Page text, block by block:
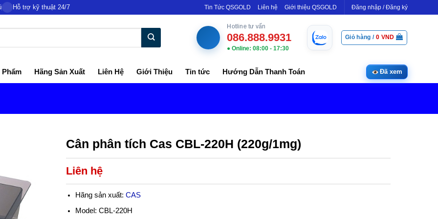
Hỗ trợ kỹ thuật 24/7 Tin Tức QSGOLD Liên hệ Giới thiệu QSGOLD Đăng nhập / Đăng ký
Hotline tư vấn
086.888.9931
● Online: 08:00 - 17:30
Giỏ hàng / 0 VND
Phẩm Hãng Sản Xuất Liên Hệ Giới Thiệu Tin tức Hướng Dẫn Thanh Toán Đã xem
Cân phân tích Cas CBL-220H (220g/1mg)
Liên hệ
Hãng sản xuất:CAS
Model: CBL-220H